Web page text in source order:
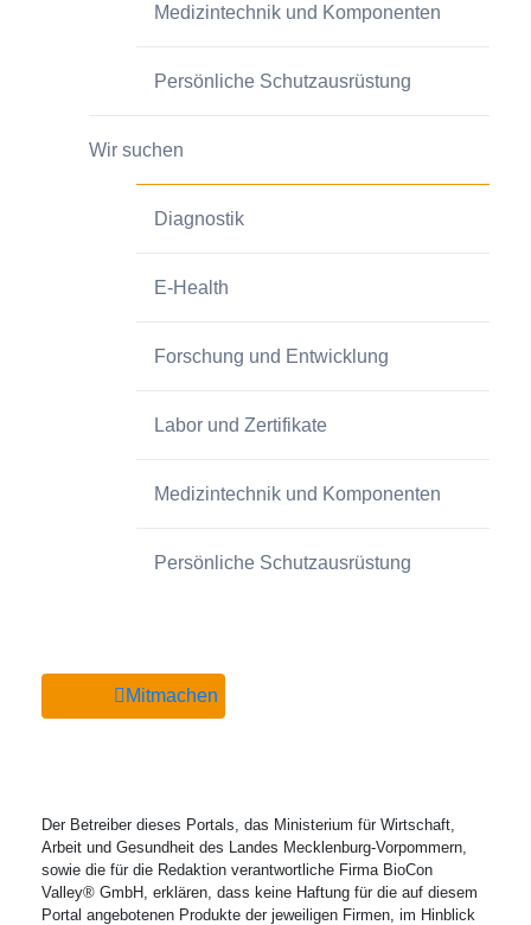
Medizintechnik und Komponenten
Persönliche Schutzausrüstung
Wir suchen
Diagnostik
E-Health
Forschung und Entwicklung
Labor und Zertifikate
Medizintechnik und Komponenten
Persönliche Schutzausrüstung
Mitmachen
Der Betreiber dieses Portals, das Ministerium für Wirtschaft,
Arbeit und Gesundheit des Landes Mecklenburg-Vorpommern,
sowie die für die Redaktion verantwortliche Firma BioCon
Valley® GmbH, erklären, dass keine Haftung für die auf diesem
Portal angebotenen Produkte der jeweiligen Firmen, im Hinblick